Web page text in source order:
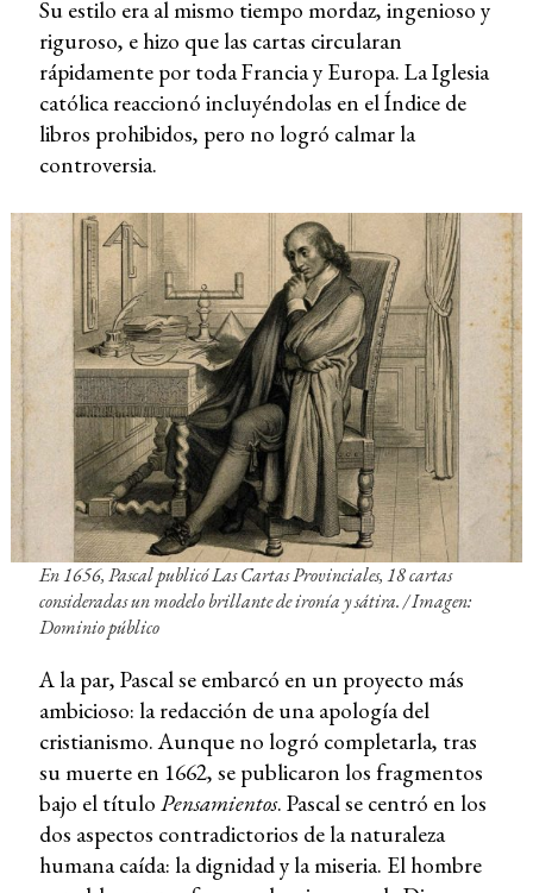
Su estilo era al mismo tiempo mordaz, ingenioso y
riguroso, e hizo que las cartas circularan
rápidamente por toda Francia y Europa. La Iglesia
católica reaccionó incluyéndolas en el Índice de
libros prohibidos, pero no logró calmar la
controversia.
En 1656, Pascal publicóLas Cartas Provinciales, 18 cartas
consideradas un modelo brillante de ironía y sátira. / Imagen:
Dominio público
A la par, Pascal se embarcó en un proyecto más
ambicioso: la redacción de una apología del
cristianismo. Aunque no logró completarla, tras
su muerte en 1662, se publicaron los fragmentos
bajo el título Pensamientos. Pascal se centró en los
dos aspectos contradictorios de la naturaleza
humana caída: la dignidad y la miseria. El hombre